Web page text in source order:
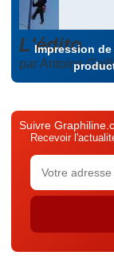
L'édito
par Antoine
Impression
Suivre
Recevoir